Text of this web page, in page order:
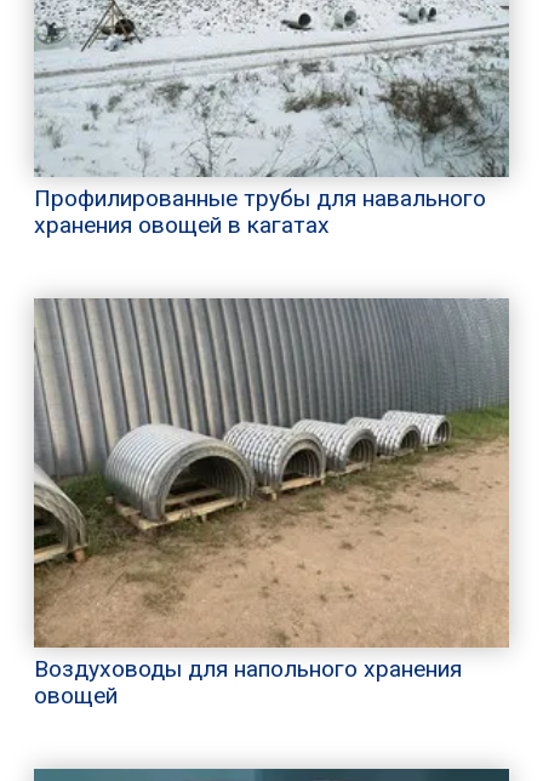
Профилированные трубы для навального
хранения овощей в кагатах
Воздуховоды для напольного хранения
овощей